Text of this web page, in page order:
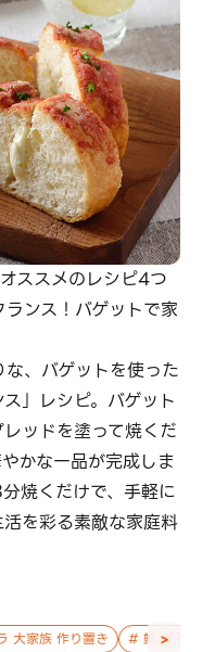
ススメのレシピ4つ
ンス！バゲットで家
、バゲットを使った
」レシピ。バゲット
ッドを塗って焼くだ
かな一品が完成しま
焼くだけで、手軽に
を彩る素敵な家庭料
大家族 作り置き # 鮭 親子 作
>